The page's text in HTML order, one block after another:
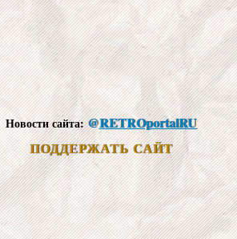
Новости сайта:@RETROportalRU
ПОДДЕРЖАТЬ САЙТ